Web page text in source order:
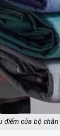
điểm của bộ